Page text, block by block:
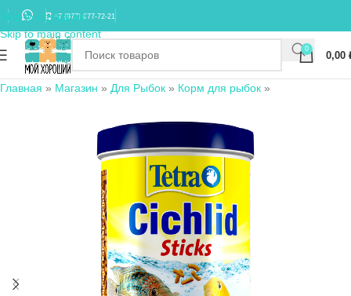
Skip to navigation
Skip to main content
+7 (977) 677-72-21
0
0,00
Главная » Магазин » Для Рыбок » Корм для рыбок »